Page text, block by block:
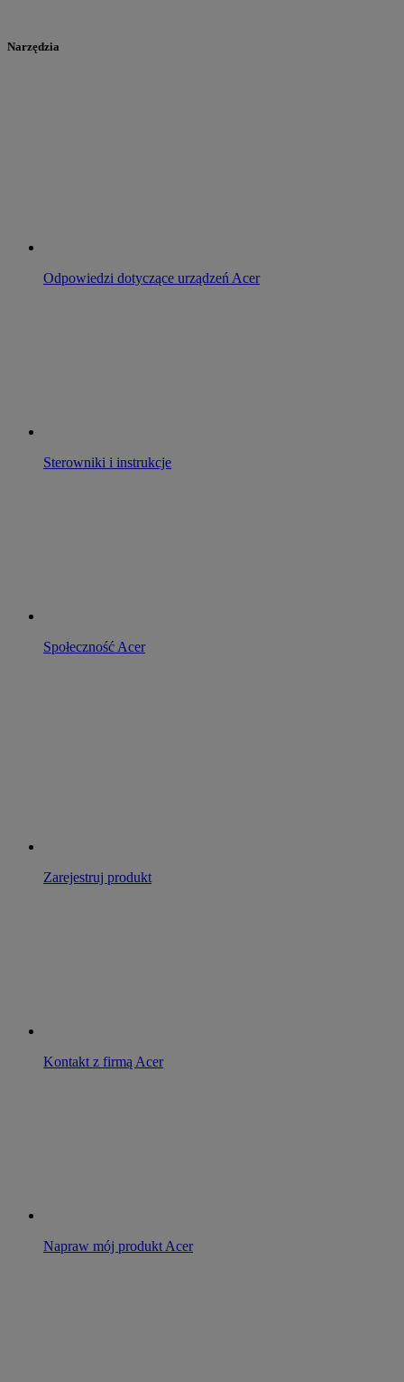
Narzędzia
Odpowiedzi dotyczące urządzeń Acer
Sterowniki i instrukcje
Społeczność Acer
Zarejestruj produkt
Kontakt z firmą Acer
Napraw mój produkt Acer